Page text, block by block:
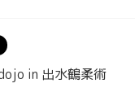
in 出水鶴柔術